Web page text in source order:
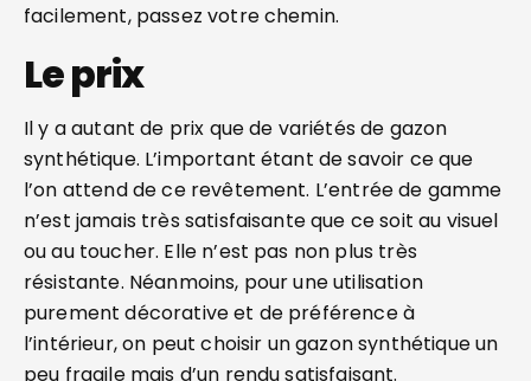
facilement, passez votre chemin.
Le prix
Il y a autant de prix que de variétés de gazon
synthétique. L’important étant de savoir ce que
l’on attend de ce revêtement. L’entrée de gamme
n’est jamais très satisfaisante que ce soit au visuel
ou au toucher. Elle n’est pas non plus très
résistante. Néanmoins, pour une utilisation
purement décorative et de préférence à
l’intérieur, on peut choisir un gazon synthétique un
peu fragile mais d’un rendu satisfaisant.